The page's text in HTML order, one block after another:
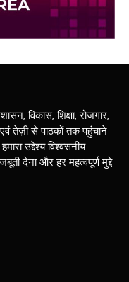
विकास, शिक्षा, रोजगार,
तेज़ी से पाठकों तक पहुंचाने
उद्देश्य विश्वसनीय
देना और हर महत्वपूर्ण मुद्दे